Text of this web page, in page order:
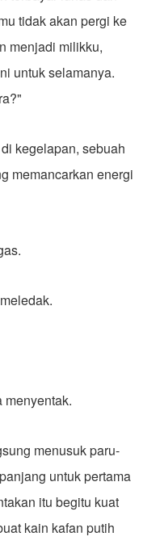
tidak akan pergi ke
menjadi milikku,
untuk selamanya.
kegelapan, sebuah
memancarkan energi
menyentak.
menusuk paru-
untuk pertama
itu begitu kuat
kain kafan putih